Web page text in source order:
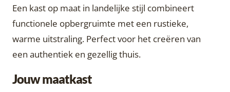
Een kast op maat in landelijke stijl combineert
functionele opbergruimte met een rustieke,
warme uitstraling. Perfect voor het creëren van
een authentiek en gezellig thuis.
Jouw maatkast